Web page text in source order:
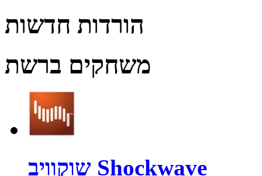
הורדות חדשות
משחקים ברשת
שוקוויב Shockwave